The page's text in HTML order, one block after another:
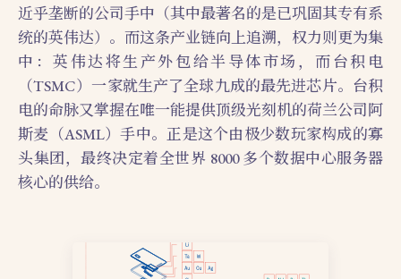
近乎垄断的公司手中（其中最著名的是已巩固其专有系
统的英伟达）。而这条产业链向上追溯，权力则更为集
中：英伟达将生产外包给半导体市场，而台积电
（TSMC）一家就生产了全球九成的最先进芯片。台积
电的命脉又掌握在唯一能提供顶级光刻机的荷兰公司阿
斯麦（ASML）手中。正是这个由极少数玩家构成的寡
头集团，最终决定着全世界 8000 多个数据中心服务器
核心的供给。